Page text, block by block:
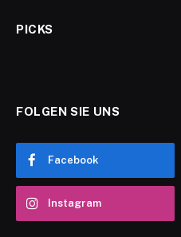
PICKS
FOLGEN SIE UNS
Facebook
Instagram